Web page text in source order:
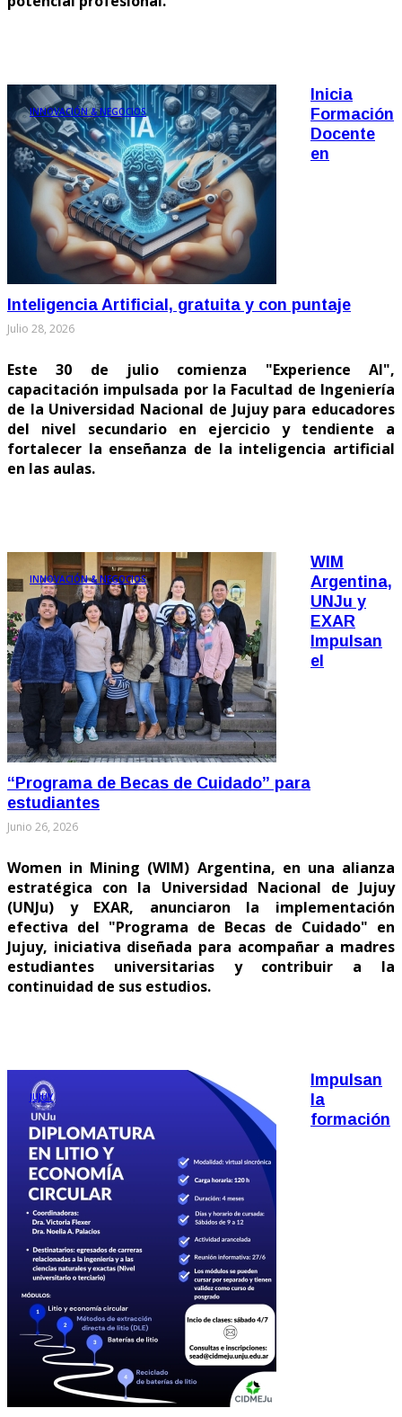
INNOVACIÓN & NEGOCIOS
Inicia
Formación
Docente
en
Inteligencia Artificial, gratuita y con puntaje
Julio 28, 2026
Este 30 de julio comienza "Experience AI",
capacitación impulsada por la Facultad de Ingeniería
de la Universidad Nacional de Jujuy para educadores
del nivel secundario en ejercicio y tendiente a
fortalecer la enseñanza de la inteligencia artificial
en las aulas.
INNOVACIÓN & NEGOCIOS
WIM
Argentina,
UNJu y
EXAR
Impulsan
el
“Programa de Becas de Cuidado” para
estudiantes
Junio 26, 2026
Women in Mining (WIM) Argentina, en una alianza
estratégica con la Universidad Nacional de Jujuy
(UNJu) y EXAR, anunciaron la implementación
efectiva del "Programa de Becas de Cuidado" en
Jujuy, iniciativa diseñada para acompañar a madres
estudiantes universitarias y contribuir a la
continuidad de sus estudios.
JUJUY
Impulsan
la
formación